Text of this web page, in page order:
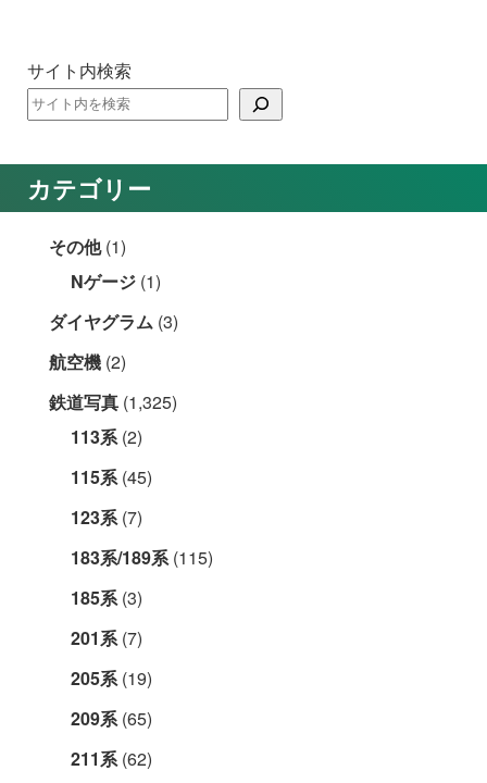
サイト内検索
カテゴリー
その他(1)
Nゲージ (1)
ダイヤグラム (3)
航空機 (2)
鉄道写真 (1,325)
113系(2)
115系(45)
123系(7)
183系/189系(115)
185系(3)
201系(7)
205系(19)
209系(65)
211系(62)